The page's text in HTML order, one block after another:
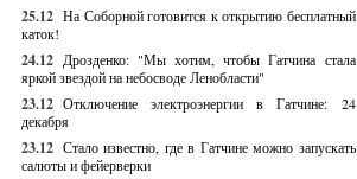
25.12 На Соборной готовится к открытию бесплатный
каток!
24.12 Дрозденко: "Мы хотим, чтобы Гатчина стала
яркой звездой на небосводе Ленобласти"
23.12 Отключение электроэнергии в Гатчине: 24
декабря
23.12 Стало известно, где в Гатчине можно запускать
салюты и фейерверки